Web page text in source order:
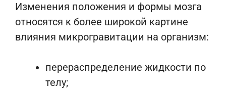
Изменения положения и формы мозга
относятся к более широкой картине
влияния микрогравитации на организм:
перераспределение жидкости по
телу;